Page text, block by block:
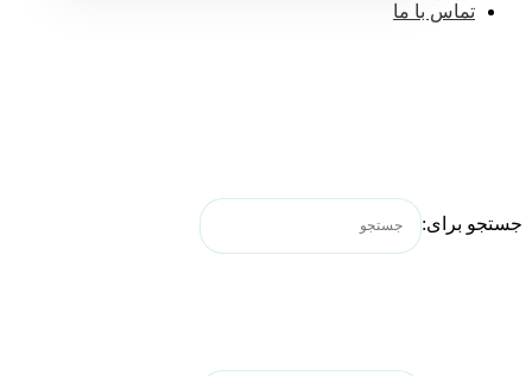
تماس با ما
جستجو برای: